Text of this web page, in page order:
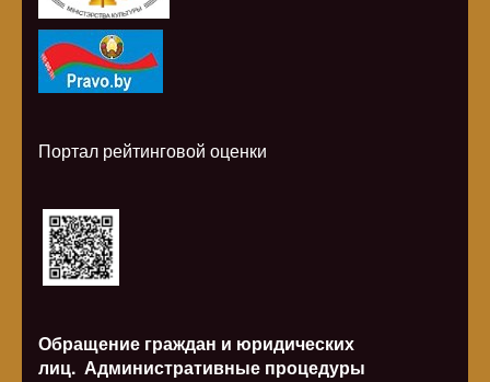
Портал рейтинговой оценки
Обращение граждан и юридических
лиц. Административные процедуры